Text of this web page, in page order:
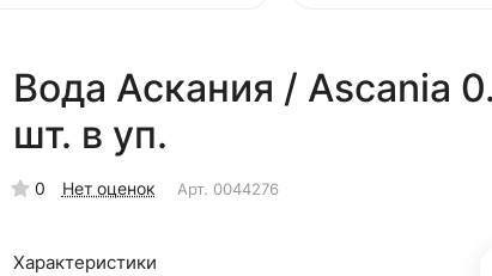
Вода Аскания / Ascania
шт. в уп.
0 Нет оценок Арт. 0044276
Характеристики